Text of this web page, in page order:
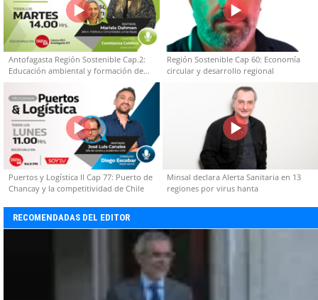
Antofagasta Región Sostenible Cap.2:
Educación ambiental y formación de
capacidades técnicas
Región Sostenible Cap 60: Economía
circular y desarrollo regional
Puertos y Logística II Cap 77: Puerto de
Chancay y la competitividad de Chile
Minsal declara Alerta Sanitaria en 13
regiones por virus hanta
RECOMENDADAS DEL EDITOR